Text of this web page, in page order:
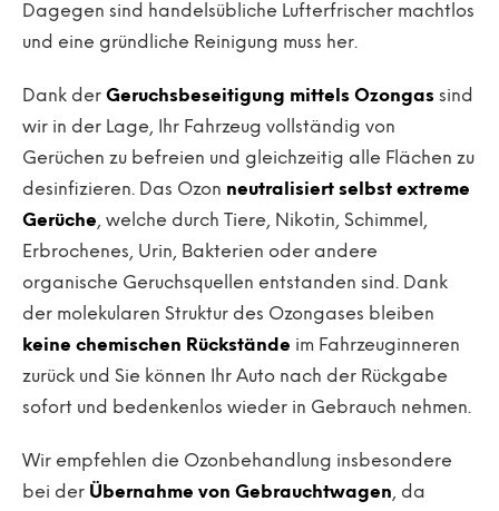
Dagegen sind handelsübliche Lufterfrischer machtlos
und eine gründliche Reinigung muss her.
Dank der Geruchsbeseitigung mittels Ozongas sind
wir in der Lage, Ihr Fahrzeug vollständig von
Gerüchen zu befreien und gleichzeitig alle Flächen zu
desinfizieren. Das Ozon neutralisiert selbst extreme
Gerüche, welche durch Tiere, Nikotin, Schimmel,
Erbrochenes, Urin, Bakterien oder andere
organische Geruchsquellen entstanden sind. Dank
der molekularen Struktur des Ozongases bleiben
keine chemischen Rückstände im Fahrzeuginneren
zurück und Sie können Ihr Auto nach der Rückgabe
sofort und bedenkenlos wieder in Gebrauch nehmen.
Wir empfehlen die Ozonbehandlung insbesondere
bei der Übernahme von Gebrauchtwagen, da